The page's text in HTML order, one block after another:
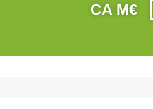
CA M€